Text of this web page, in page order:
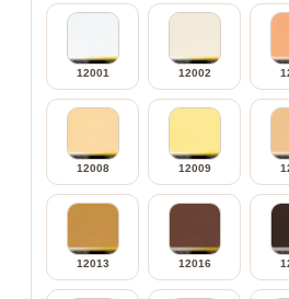
12001 12002
12008 12009
12013 12016